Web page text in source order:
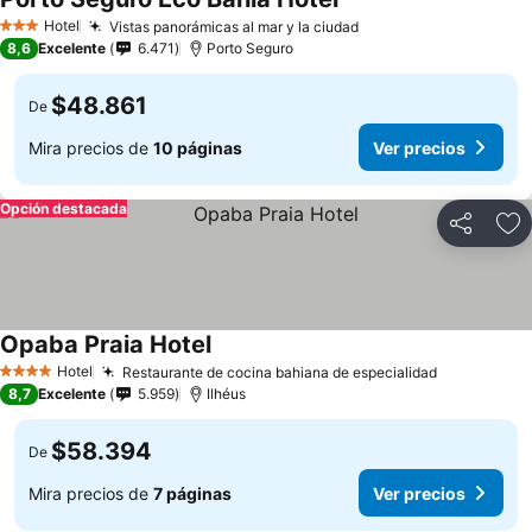
3 Estrellas
Hotel Vistas panorámicas al mar y la ciudad
8,6 Excelente 6.471 Porto Seguro
De $48.861
Mira precios de 10 páginas Ver precios
Compartir
Opción destacada
4 EstrellasHotel Restaurante de cocina bahiana de especialidad
Opaba Praia Hotel
8,7 Excelente 5.959 Ilhéus
De $58.394
Mira precios de 7 páginas Ver precios